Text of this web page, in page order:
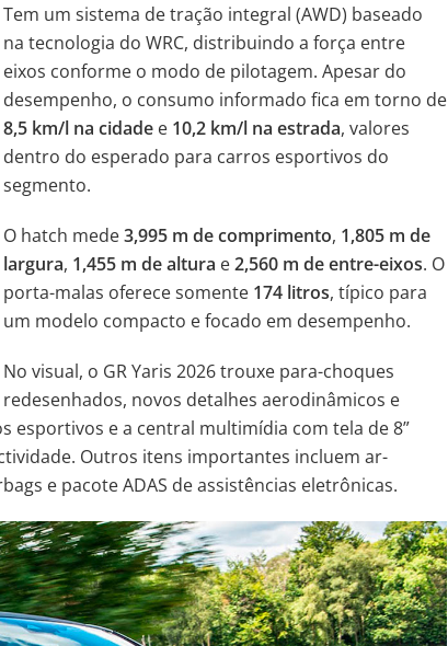
Tem um sistema de tração integral (AWD) baseado
na tecnologia do WRC, distribuindo a força entre
eixos conforme o modo de pilotagem. Apesar do
desempenho, o consumo informado fica em torno de
8,5 km/l na cidade e 10,2 km/l na estrada, valores
dentro do esperado para carros esportivos do
segmento.
O hatch mede3,995 m de comprimento, 1,805 m de
largura, 1,455 m de altura e2,560 m de entre-eixos. O
porta-malas oferece somente 174 litros, típico para
um modelo compacto e focado em desempenho.
No visual, o GR Yaris 2026 trouxe para-choques
redesenhados, novos detalhes aerodinâmicos e
esportivos e a central multimídia com tela de 8”
Outros itens importantes incluem ar-
e pacote ADAS de assistências eletrônicas.